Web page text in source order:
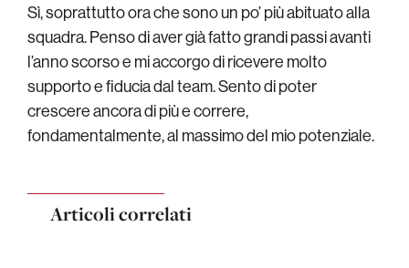
Sì, soprattutto ora che sono un po’ più abituato alla
squadra. Penso di aver già fatto grandi passi avanti
l’anno scorso e mi accorgo di ricevere molto
supporto e fiducia dal team. Sento di poter
crescere ancora di più e correre,
fondamentalmente, al massimo del mio potenziale.
Articoli correlati